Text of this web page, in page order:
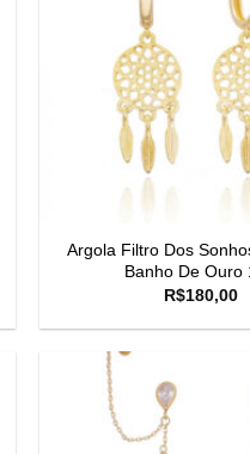
Argola Filtro Dos
Banho De Ouro
R$180,00